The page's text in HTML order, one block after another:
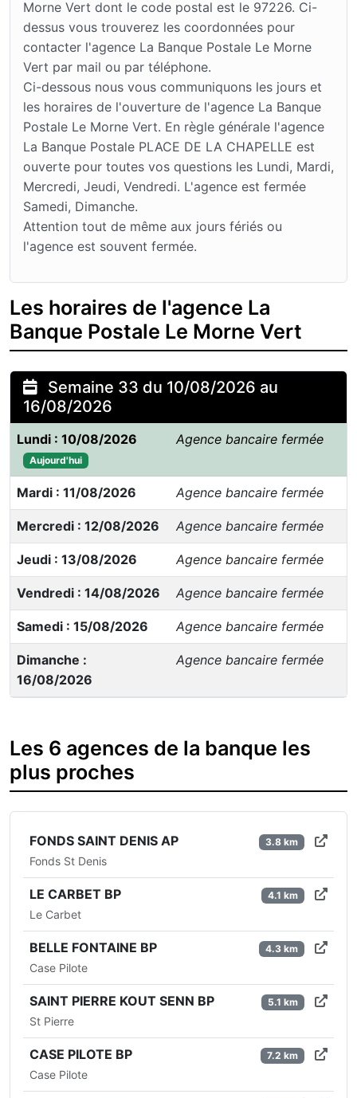
Morne Vert dont le code postal est le 97226. Ci-
dessus vous trouverez les coordonnées pour
contacter l'agence La Banque Postale Le Morne
Vert par mail ou par téléphone.
Ci-dessous nous vous communiquons les jours et
les horaires de l'ouverture de l'agence La Banque
Postale Le Morne Vert. En règle générale l'agence
La Banque Postale PLACE DE LA CHAPELLE est
ouverte pour toutes vos questions les Lundi, Mardi,
Mercredi, Jeudi, Vendredi. L'agence est fermée
Samedi, Dimanche.
Attention tout de même aux jours fériés ou
l'agence est souvent fermée.
Les horaires de l'agence La
Banque Postale Le Morne Vert
Semaine 33 du 10/08/2026 au
16/08/2026
Lundi : 10/08/2026
Aujourd'hui
Agence bancaire fermée
Mardi : 11/08/2026 Agence bancaire fermée
Mercredi : 12/08/2026 Agence bancaire fermée
Jeudi : 13/08/2026 Agence bancaire fermée
Vendredi : 14/08/2026 Agence bancaire fermée
Samedi : 15/08/2026 Agence bancaire fermée
Dimanche :
16/08/2026
Agence bancaire fermée
Les 6 agences de la banque les
plus proches
FONDS SAINT DENIS AP
Fonds St Denis
3.8 km
LE CARBET BP
Le Carbet
4.1 km
BELLE FONTAINE BP
Case Pilote
4.3 km
SAINT PIERRE KOUT SENN BP
St Pierre
5.1 km
CASE PILOTE BP
Case Pilote
7.2 km